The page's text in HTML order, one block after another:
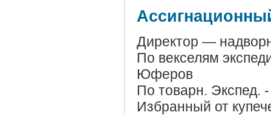
Директор —
По векселям
Юферов
По товарн. Экспед.
Избранный от